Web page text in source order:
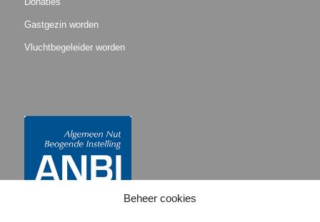
Beheer cookies
Gastgezin worden
Vluchtbegeleider worden